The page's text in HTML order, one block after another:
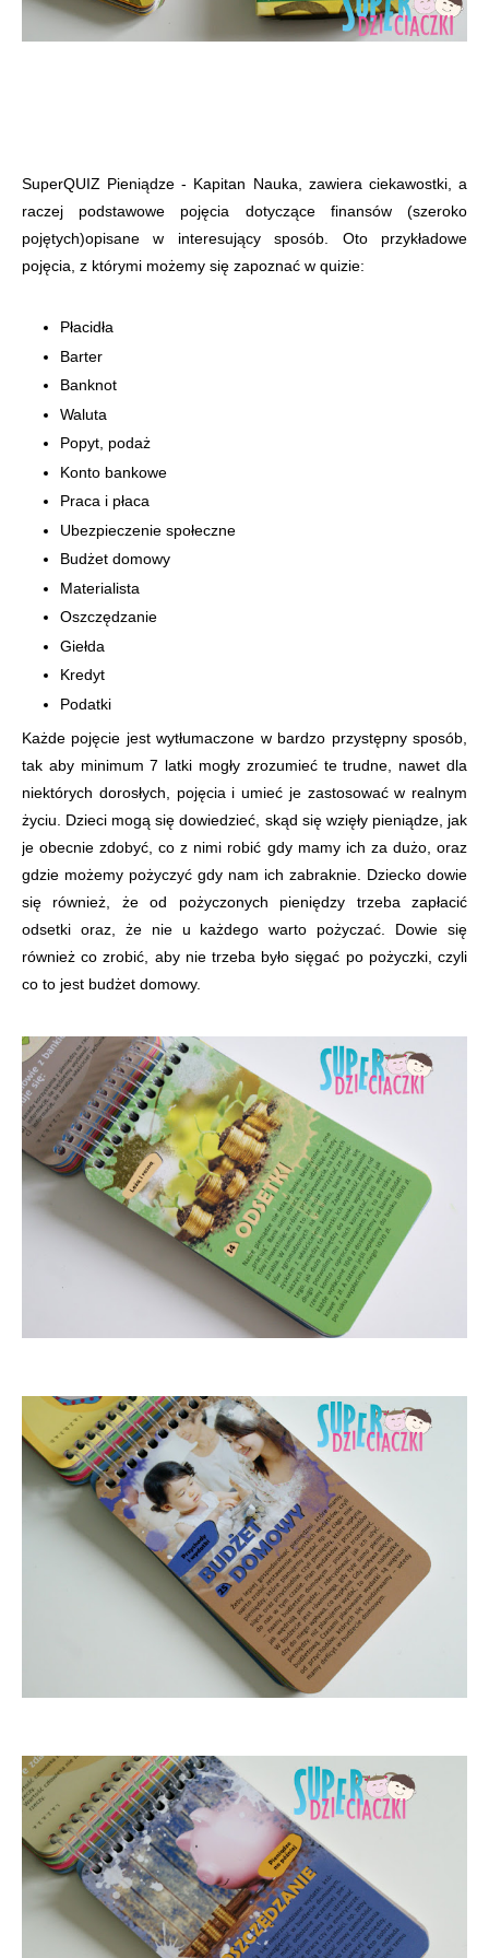
SuperQUIZ Pieniądze - Kapitan Nauka, zawiera ciekawostki, a
raczej podstawowe pojęcia dotyczące finansów (szeroko
pojętych)opisane w interesujący sposób. Oto przykładowe
pojęcia, z którymi możemy się zapoznać w quizie:
Płacidła
Barter
Banknot
Waluta
Popyt, podaż
Konto bankowe
Praca i płaca
Ubezpieczenie społeczne
Budżet domowy
Materialista
Oszczędzanie
Giełda
Kredyt
Podatki
Każde pojęcie jest wytłumaczone w bardzo przystępny sposób,
tak aby minimum 7 latki mogły zrozumieć te trudne, nawet dla
niektórych dorosłych, pojęcia i umieć je zastosować w realnym
życiu. Dzieci mogą się dowiedzieć, skąd się wzięły pieniądze, jak
je obecnie zdobyć, co z nimi robić gdy mamy ich za dużo, oraz
gdzie możemy pożyczyć gdy nam ich zabraknie. Dziecko dowie
się również, że od pożyczonych pieniędzy trzeba zapłacić
odsetki oraz, że nie u każdego warto pożyczać. Dowie się
również co zrobić, aby nie trzeba było sięgać po pożyczki, czyli
co to jest budżet domowy.